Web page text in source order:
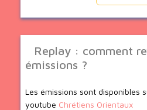
Replay : comment
émissions ?
Les émissions sont disponibles
youtube Chrétiens Orientaux